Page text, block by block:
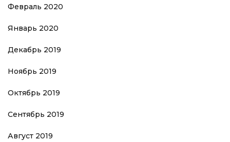
Февраль 2020
Январь 2020
Декабрь 2019
Ноябрь 2019
Октябрь 2019
Сентябрь 2019
Август 2019